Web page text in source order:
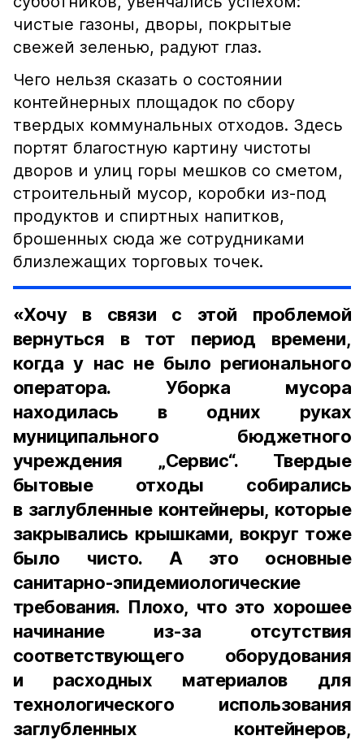
чистые газоны, дворы, покрытые
свежей зеленью, радуют глаз.
Чего нельзя сказать о состоянии
контейнерных площадок по сбору
твердых коммунальных отходов. Здесь
портят благостную картину чистоты
дворов и улиц горы мешков со сметом,
строительный мусор, коробки из-под
продуктов и спиртных напитков,
брошенных сюда же сотрудниками
близлежащих торговых точек.
«Хочу в связи с этой проблемой
вернуться в тот период времени,
когда у нас не было регионального
оператора. Уборка мусора
находилась в одних руках
муниципального бюджетного
учреждения „Сервис“. Твердые
бытовые отходы собирались
в заглубленные контейнеры, которые
закрывались крышками, вокруг тоже
было чисто. А это основные
санитарно-эпидемиологические
требования. Плохо, что это хорошее
начинание из-за отсутствия
соответствующего оборудования
и расходных материалов для
технологического использования
заглубленных контейнеров,